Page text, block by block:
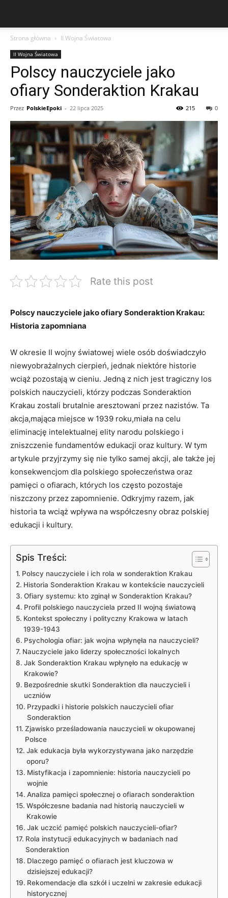
Strona główna II Wojna Światowa
II Wojna Światowa
Polscy nauczyciele jako
ofiary Sonderaktion Krakau
Przez PolskieEpoki - 22 lipca 2025 0
215
Rate this post
Polscy nauczyciele jako ofiary Sonderaktion Krakau:
Historia zapomniana
W okresie II wojny światowej‍ wiele osób doświadczyło
⁤niewyobrażalnych cierpień, jednak niektóre historie
wciąż pozostają w cieniu. Jedną z nich jest tragiczny los
polskich nauczycieli, ​którzy podczas Sonderaktion⁣
Krakau zostali brutalnie aresztowani przez nazistów. Ta
akcja,mająca miejsce ⁢w 1939⁤ roku,miała na celu
eliminację intelektualnej elity narodu polskiego i
zniszczenie fundamentów edukacji ‍oraz kultury. W tym
artykule przyjrzymy się nie tylko samej akcji, ale także jej
konsekwencjom dla polskiego społeczeństwa oraz
pamięci​ o ofiarach, których ⁤los często pozostaje
niszczony przez zapomnienie. Odkryjmy razem,⁢ jak
historia ta ⁣wciąż wpływa na współczesny obraz polskiej
edukacji i kultury.
Spis Treści:
Polscy‌ nauczyciele i ich rola w sonderaktion ‍Krakau
Historia Sonderaktion Krakau w kontekście nauczycieli
Ofiary systemu: kto zginął w Sonderaktion Krakau?
Profil polskiego nauczyciela przed II wojną światową
Kontekst ⁣społeczny i polityczny Krakowa w latach
⁣1939-1943
Psychologia ofiar: jak wojna wpłynęła na nauczycieli?
Nauczyciele ‍jako liderzy społeczności lokalnych
Jak‍ Sonderaktion Krakau wpłynęło na edukację w
Krakowie?
Bezpośrednie skutki Sonderaktion dla nauczycieli i
uczniów
Przypadki i​ historie ​polskich nauczycieli ofiar
Sonderaktion
Zjawisko prześladowania ⁣nauczycieli w okupowanej
Polsce
Jak edukacja była wykorzystywana jako ⁢narzędzie
oporu?
Mistyfikacja i zapomnienie:​ historia nauczycieli po
wojnie
Analiza‍ pamięci ​społecznej o ofiarach sonderaktion
Współczesne badania nad historią nauczycieli w
Krakowie
Jak ⁤uczcić pamięć polskich nauczycieli-ofiar?
Rola instytucji ‌edukacyjnych w badaniach nad
Sonderaktion
Dlaczego pamięć o ofiarach‌ jest⁣ kluczowa w
dzisiejszej ‌edukacji?
Rekomendacje dla szkół i uczelni w zakresie edukacji⁤
historycznej